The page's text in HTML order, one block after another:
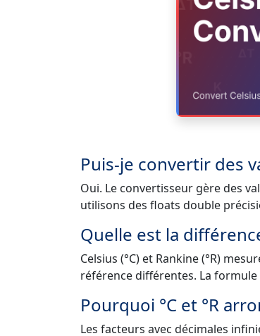
Puis-je convertir des
Oui. Le convertisseur gère des
utilisons des floats double
Quelle est la
Celsius (°C) et Rankine (°R)
référence différentes. La formule
Pourquoi °C et °R
Les facteurs avec décimales